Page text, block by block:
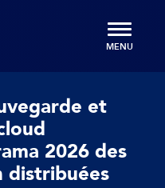
MENU
et
2026 des
distribuées